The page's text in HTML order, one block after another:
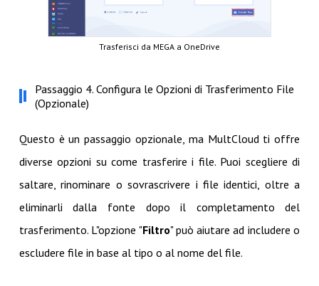
Trasferisci da MEGA a OneDrive
Passaggio 4. Configura le Opzioni di Trasferimento File
(Opzionale)
Questo è un passaggio opzionale, ma MultCloud ti offre
diverse opzioni su come trasferire i file. Puoi scegliere di
saltare, rinominare o sovrascrivere i file identici, oltre a
eliminarli dalla fonte dopo il completamento del
trasferimento. L"opzione "Filtro" può aiutare ad includere o
escludere file in base al tipo o al nome del file.